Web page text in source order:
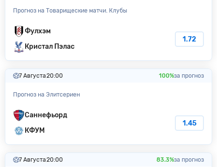
Прогноз на Товарищеские матчи. Клубы
Фулхэм
Кристал Пэлас
1.72
7 Августа20:00 100%за прогноз
Прогноз на Элитсериен
Саннефьорд
КФУМ
1.45
7 Августа20:00 83.3%за прогноз